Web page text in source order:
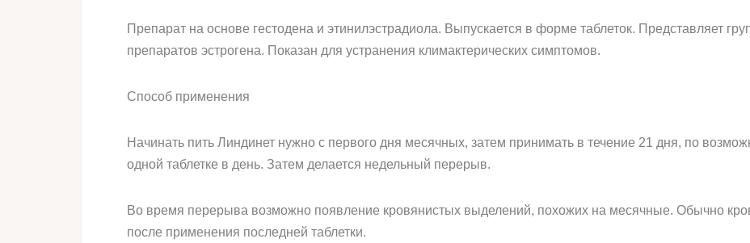
Препарат на основе гестодена и этинилэстрадиола. Выпускается в форме таблеток. Представляет
препаратов эстрогена. Показан для устранения климактерических симптомов.
Способ применения
Начинать пить Линдинет нужно с первого дня месячных, затем принимать в течение 21 дня, по
одной таблетке в день. Затем делается недельный перерыв.
Во время перерыва возможно появление кровянистых выделений, похожих на месячные. Обычно
после применения последней таблетки.